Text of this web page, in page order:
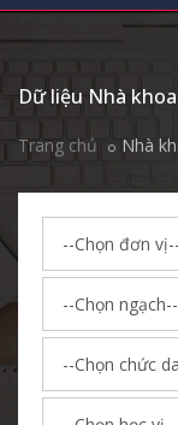
Dữ liệu Nhà
Trang chủ Nhà